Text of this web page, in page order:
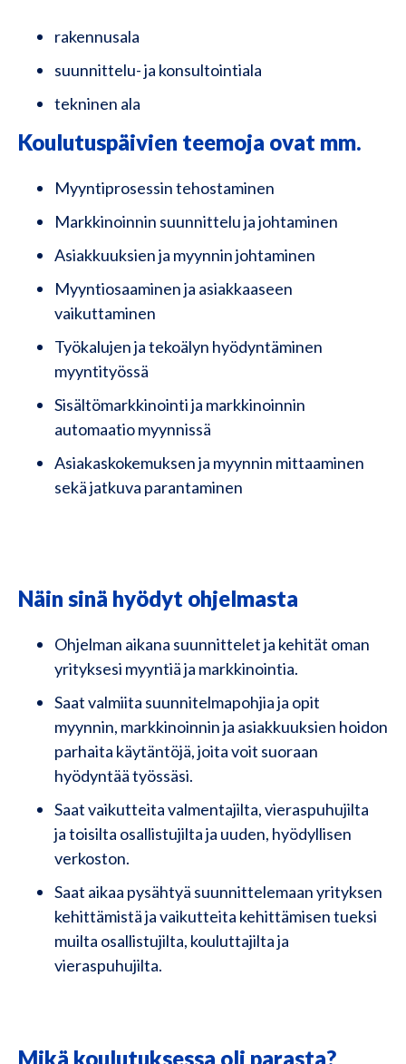
rakennusala
suunnittelu- ja konsultointiala
tekninen ala
Koulutuspäivien teemoja ovat mm.
Myyntiprosessin tehostaminen
Markkinoinnin suunnittelu ja johtaminen
Asiakkuuksien ja myynnin johtaminen
Myyntiosaaminen ja asiakkaaseen
vaikuttaminen
Työkalujen ja tekoälyn hyödyntäminen
myyntityössä
Sisältömarkkinointi ja markkinoinnin
automaatio myynnissä
Asiakaskokemuksen ja myynnin mittaaminen
sekä jatkuva parantaminen
Näin sinä hyödyt ohjelmasta
Ohjelman aikana suunnittelet ja kehität oman
yrityksesi myyntiä ja markkinointia.​
Saat valmiita suunnitelmapohjia ja opit
myynnin, markkinoinnin ja asiakkuuksien hoidon
parhaita käytäntöjä, joita voit suoraan
hyödyntää​ työssäsi.
Saat vaikutteita valmentajilta, vieraspuhujilta
ja toisilta osallistujilta​ ja uuden, hyödyllisen
verkoston.
Saat aikaa pysähtyä suunnittelemaan yrityksen
kehittämistä ja vaikutteita kehittämisen tueksi​
muilta osallistujilta, kouluttajilta ja
vieraspuhujilta.
Mikä koulutuksessa oli parasta?